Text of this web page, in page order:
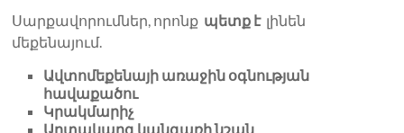
Սարքավորումներ, որոնք պետք էլինեն
մեքենայում.
Ավտոմեքենայի առաջին օգնության
հավաքածու
Կրակմարիչ
Արտակարգ կանգառի նշան